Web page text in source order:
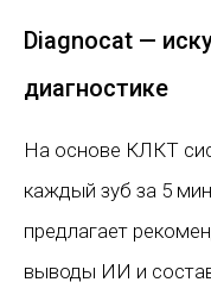
Diagnocat —
диагностике
На основе КЛКТ
каждый зуб за 5
предлагает
выводы ИИ и